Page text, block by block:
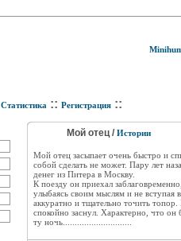
Статистика :: Регистрация ::
Мой отец / Истории
Мой отец засыпает очень быстро и
собой сделать не может. Пару лет
денег из Питера в Москву.
К поезду он приехал
улыбаясь своим мыслям и не вступая
аккуратно и тщательно точить
cпокойно заснул. Характерно, что он
ту ночь.............................